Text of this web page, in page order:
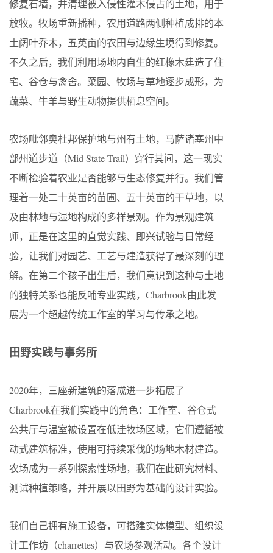
修复石墙，并清理被入侵性灌木侵占的土地，用于
放牧。牧场重新播种，农用道路两侧种植成排的本
土阔叶乔木，五英亩的农田与边缘生境得到修复。
不久之后，我们利用场地内自生的红橡木建造了住
宅、谷仓与禽舍。菜园、牧场与草地逐步成形，为
蔬菜、牛羊与野生动物提供栖息空间。
农场毗邻奥杜邦保护地与州有土地，马萨诸塞州中
部州道步道（Mid State Trail）穿行其间，这一现实
不断检验着农业是否能够与生态修复并行。我们管
理着一处二十英亩的苗圃、五十英亩的干草地，以
及由林地与湿地构成的多样景观。作为景观建筑
师，正是在这里的直觉实践、即兴试验与日常经
验，让我们对园艺、工艺与建造获得了最深刻的理
解。在第二个孩子出生后，我们意识到这种与土地
的独特关系也能反哺专业实践，Charbrook由此发
展为一个超越传统工作室的学习与传承之地。
田野实践与事务所
2020年，三座新建筑的落成进一步拓展了
Charbrook在我们实践中的角色：工作室、谷仓式
公共厅与温室被设置在低洼牧场区域，它们遵循被
动式建筑标准，使用可持续采伐的场地木材建造。
农场成为一系列探索性场地，我们在此研究材料、
测试种植策略，并开展以田野为基础的设计实验。
我们自己拥有施工设备，可搭建实体模型、组织设
计工作坊（charrettes）与农场参观活动。各个设计